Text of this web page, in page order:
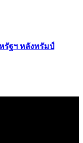
ฐฯ หลังทรัมป์